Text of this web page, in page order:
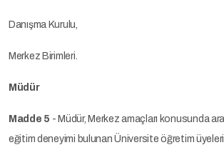
Danışma Kurulu,
Merkez Birimleri.
Müdür
Madde 5 - Müdür, Merkez amaçları konusunda
eğitim deneyimi bulunan Üniversite öğretim